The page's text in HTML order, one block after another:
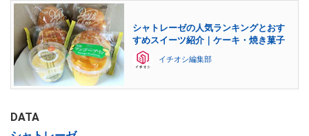
シャトレーゼの人気ランキングとおす
すめスイーツ紹介｜ケーキ・焼き菓子
イチオシ編集部
DATA